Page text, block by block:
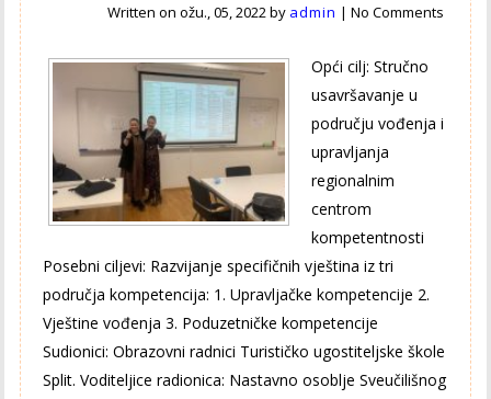
Written onožu., 05, 2022by admin |No Comments
Opći cilj: Stručno
usavršavanje u
području vođenja i
upravljanja
regionalnim
centrom
kompetentnosti
Posebni ciljevi: Razvijanje specifičnih vještina iz tri
područja kompetencija: 1. Upravljačke kompetencije 2.
Vještine vođenja 3. Poduzetničke kompetencije
Sudionici: Obrazovni radnici Turističko ugostiteljske škole
Split. Voditeljice radionica: Nastavno osoblje Sveučilišnog